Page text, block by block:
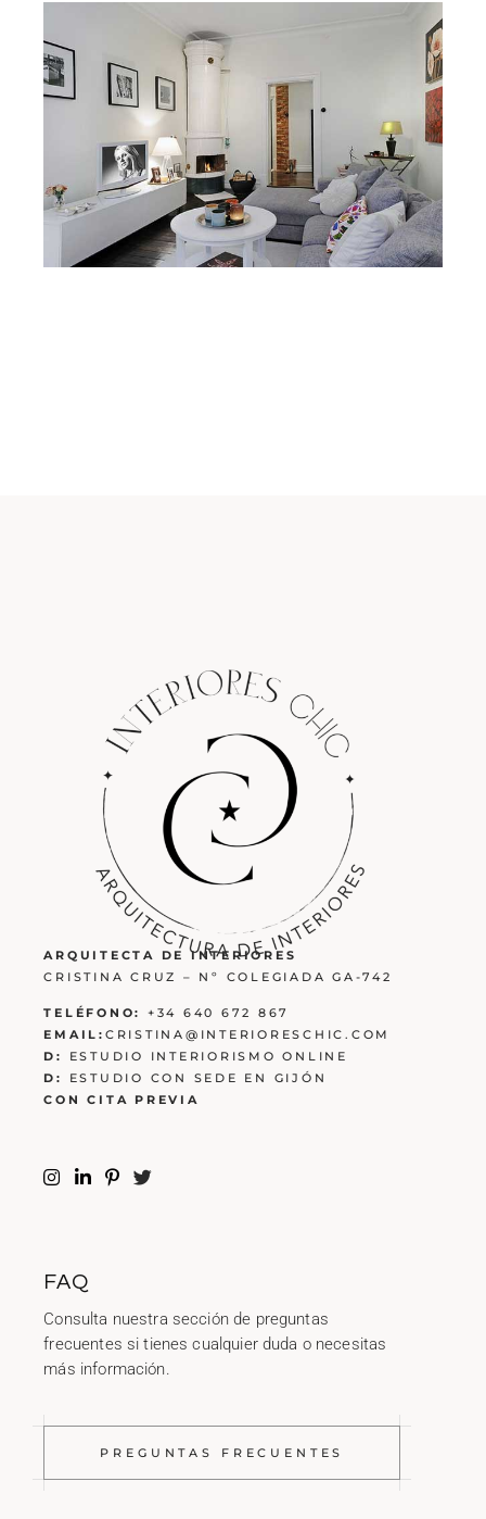
ARQUITECTA DE INTERIORES
CRISTINA CRUZ – Nº COLEGIADA GA-742
TELÉFONO:
+34 640 672 867
EMAIL: CRISTINA@INTERIORESCHIC.COM
D:
ESTUDIO INTERIORISMO ONLINE
D:
ESTUDIO CON SEDE EN GIJÓN
CON CITA PREVIA
FAQ
Consulta nuestra sección de preguntas
frecuentes si tienes cualquier duda o necesitas
más información.
PREGUNTAS FRECUENTES